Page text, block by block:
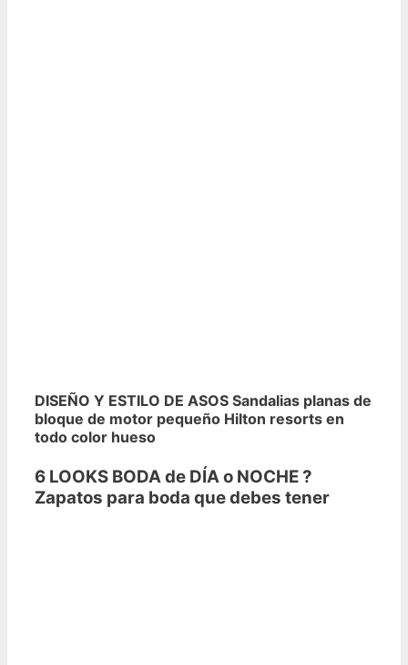
DISEÑO Y ESTILO DE ASOS Sandalias planas de
bloque de motor pequeño Hilton resorts en
todo color hueso
6 LOOKS BODA de DÍA o NOCHE ?
Zapatos para boda que debes tener